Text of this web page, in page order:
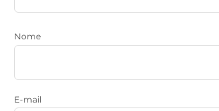
Nome
E-mail